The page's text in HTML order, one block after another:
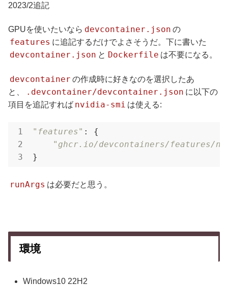
2023/2追記
GPUを使いたいなら devcontainer.json の
features に追記するだけでよさそうだ。下に書いた
devcontainer.json と Dockerfile は不要になる。
devcontainer の作成時に好きなのを選択したあ
と、
.devcontainer/devcontainer.json に以下の
項目を追記すれば nvidia-smi は使える:
"features" : {
"ghcr.io/devcontainers/features/
}
runArgs は必要だと思う。
環境
Windows10 22H2